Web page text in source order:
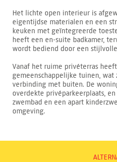
Het lichte open interieur is
eigentijdse materialen en een
keuken met geïntegreerde
heeft een en-suite badkamer,
wordt bediend door een stijlvolle
Vanaf het ruime privéterras
gemeenschappelijke tuinen,
verbinding met buiten. De
overdekte privéparkeerplaats,
zwembad en een apart
omgeving.